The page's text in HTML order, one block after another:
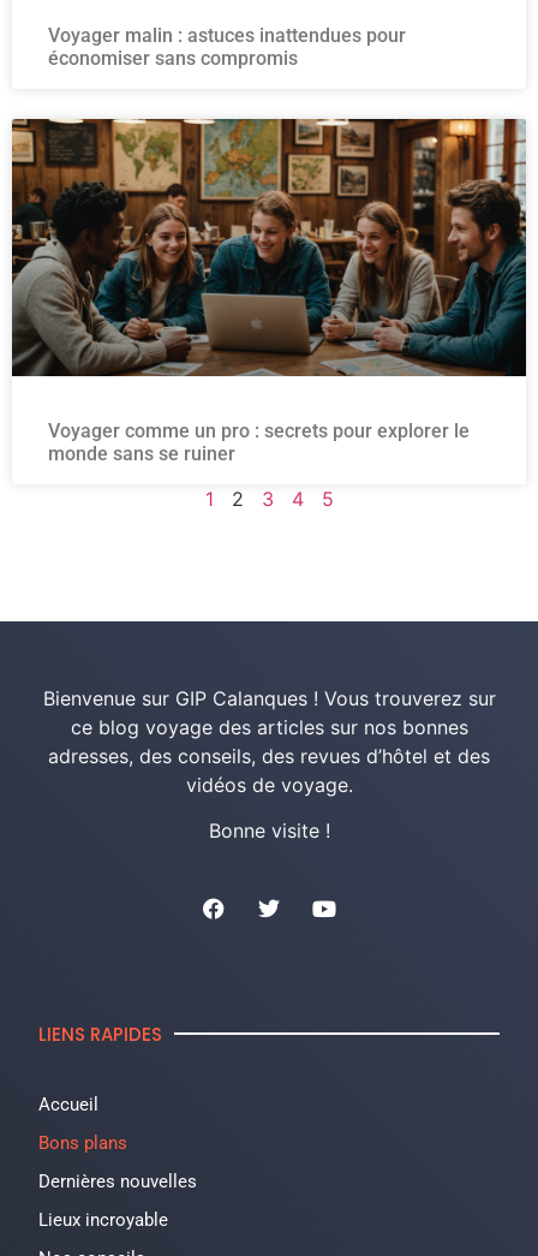
Voyager malin : astuces inattendues pour
économiser sans compromis
Voyager comme un pro : secrets pour explorer le
monde sans se ruiner
1 2 3 4 5
Bienvenue sur GIP Calanques ! Vous trouverez sur
ce blog voyage des articles sur nos bonnes
adresses, des conseils, des revues d’hôtel et des
vidéos de voyage.
Bonne visite !
LIENS RAPIDES
Accueil
Bons plans
Dernières nouvelles
Lieux incroyable